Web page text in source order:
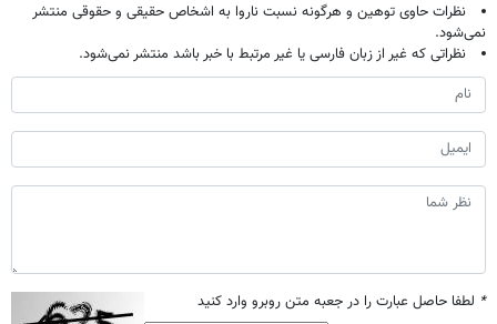
نظرات حاوی توهین و هرگونه نسبت ناروا به اشخاص حقیقی و حقوقی منتشر
نمی‌شود.
نظراتی که غیر از زبان فارسی یا غیر مرتبط با خبر باشد منتشر نمی‌شود.
* لطفا حاصل عبارت را در جعبه متن روبرو وارد کنید